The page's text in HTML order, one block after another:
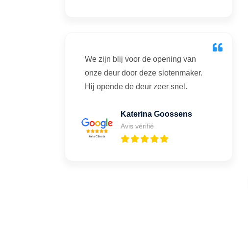
We zijn blij voor de opening van
onze deur door deze slotenmaker.
Hij opende de deur zeer snel.
Katerina Goossens
Avis vérifié